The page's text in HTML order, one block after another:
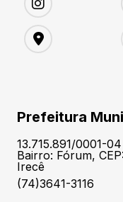
Prefeitura
13.715.891/0001-
Bairro: Fórum,
Irecê
(74)3641-3116